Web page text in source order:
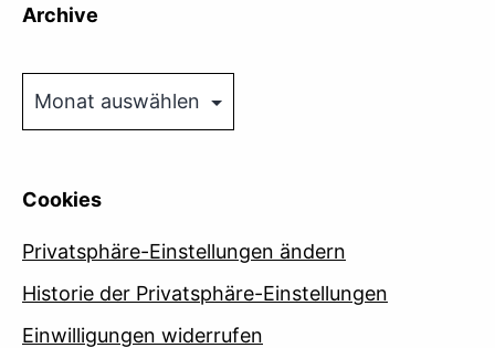
Archive
Cookies
Privatsphäre-Einstellungen ändern
Historie der Privatsphäre-Einstellungen
Einwilligungen widerrufen